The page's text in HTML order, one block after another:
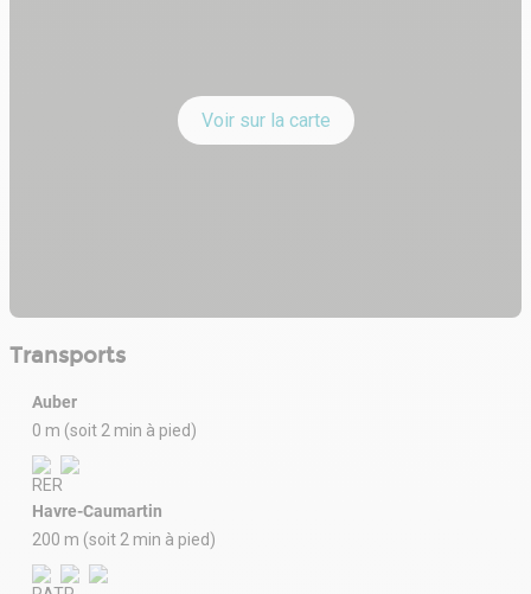
Voir sur la carte
Transports
Auber
0 m (soit 2 min à pied)
Havre-Caumartin
200 m (soit 2 min à pied)